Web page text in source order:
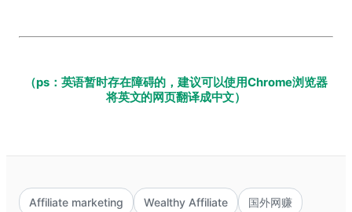
（ps：英语暂时存在障碍的，建议可以使用Chrome浏览器
将英文的网页翻译成中文）
Affiliate marketing Wealthy Affiliate 国外网赚